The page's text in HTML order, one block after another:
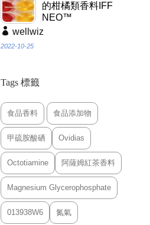
的柑橘類香料IFF
NEO™
wellwiz
2022-10-25
Tags 標籤
食品香料 食品添加物
甲硫胺酸硒 Ovidias
Octotiamine 阿薩姆紅茶香料
Magnesium Glycerophosphate
013938W6 氮氣